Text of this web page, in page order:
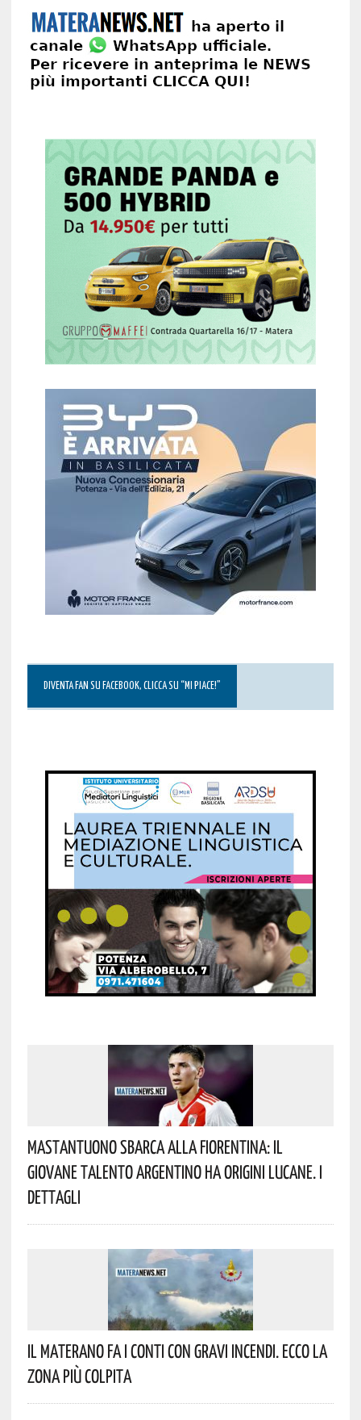
DIVENTA FAN SU FACEBOOK, CLICCA SU “MI PIACE!”
Mastantuono Sbarca Alla Fiorentina: Il
Giovane Talento Argentino Ha Origini Lucane. I
Dettagli
Il Materano Fa I Conti Con Gravi Incendi. Ecco La
Zona Più Colpita